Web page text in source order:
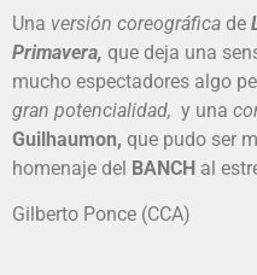
Una versión coreográfica de
Primavera, que deja una
mucho espectadores algo
gran potencialidad, y una
Guilhaumon, que pudo ser
homenaje del BANCH al
Gilberto Ponce (CCA)